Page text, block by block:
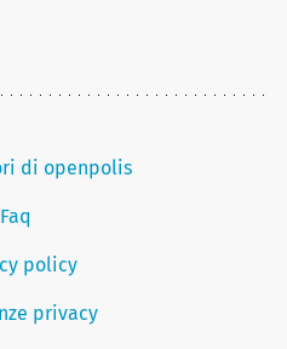
di openpolis
Faq
policy
privacy